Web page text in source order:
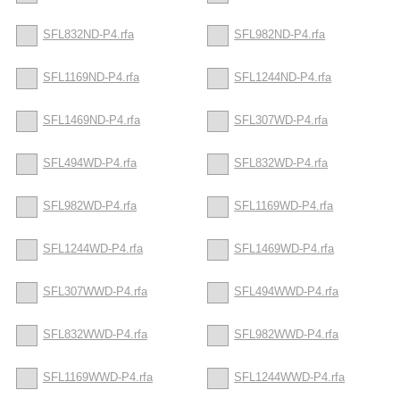
SFL832ND-P4.rfa SFL982ND-P4.rfa
SFL1169ND-P4.rfa SFL1244ND-P4.rfa
SFL1469ND-P4.rfa SFL307WD-P4.rfa
SFL494WD-P4.rfa SFL832WD-P4.rfa
SFL982WD-P4.rfa SFL1169WD-P4.rfa
SFL1244WD-P4.rfa SFL1469WD-P4.rfa
SFL307WWD-P4.rfa SFL494WWD-P4.rfa
SFL832WWD-P4.rfa SFL982WWD-P4.rfa
SFL1169WWD-P4.rfa SFL1244WWD-P4.rfa